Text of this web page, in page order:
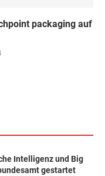
packaging auf
Intelligenz und Big
gestartet